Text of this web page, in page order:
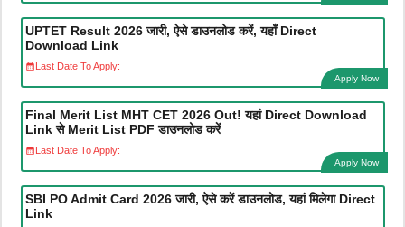
UPTET Result 2026 जारी, ऐसे डाउनलोड करें, यहाँ Direct
Download Link
Last Date To Apply:
Apply Now
Final Merit List MHT CET 2026 Out! यहां Direct Download
Link से Merit List PDF डाउनलोड करें
Last Date To Apply:
Apply Now
SBI PO Admit Card 2026 जारी, ऐसे करें डाउनलोड, यहां मिलेगा Direct
Link